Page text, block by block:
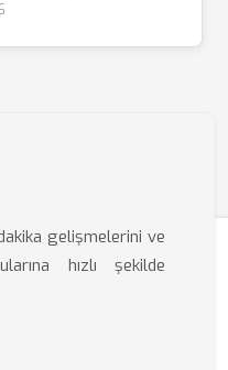
gelişmelerini ve
hızlı şekilde